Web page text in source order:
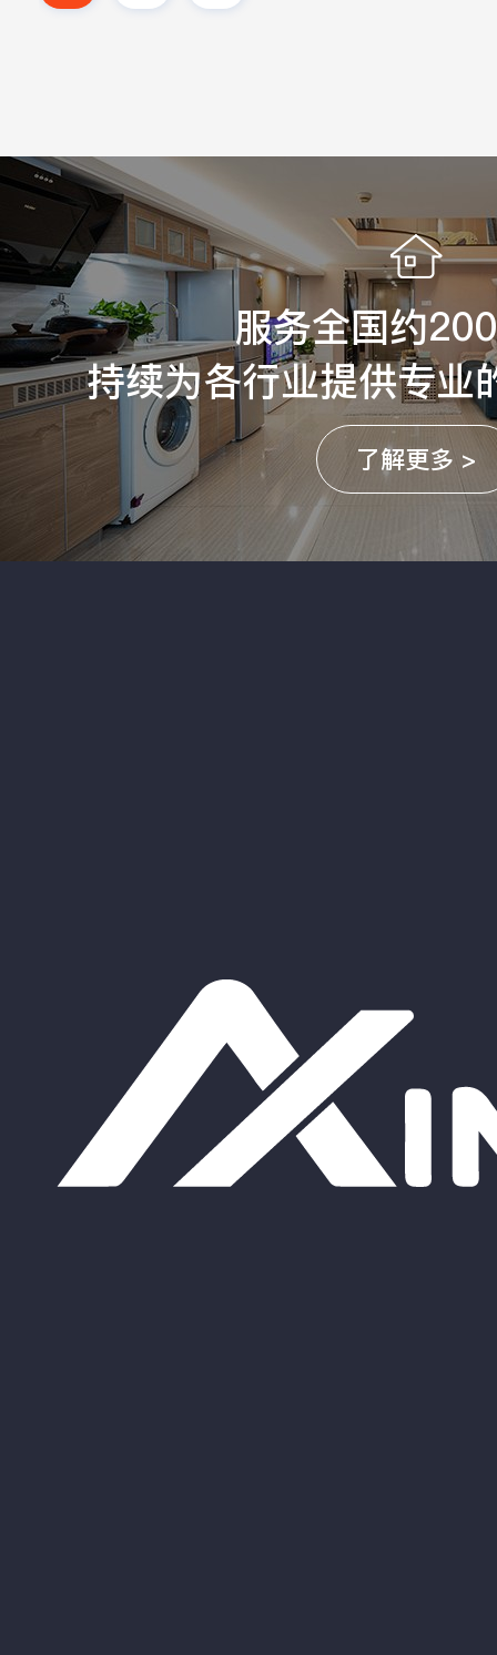
服务全国约
持续为各行业提供专业
了解更多 >